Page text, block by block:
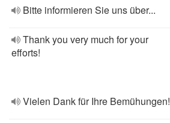
Bitte informieren Sie uns über...
Thank you very much for your
efforts!
Vielen Dank für Ihre Bemühungen!